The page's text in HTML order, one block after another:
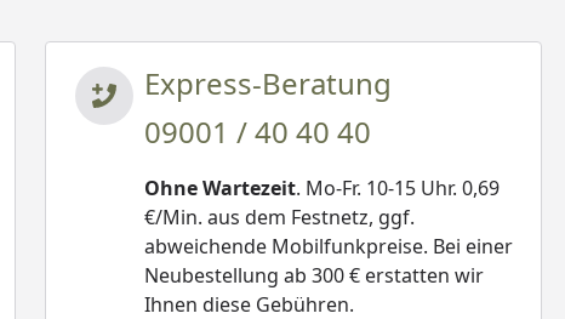
Express-Beratung
09001 / 40 40 40
Ohne Wartezeit. Mo-Fr. 10-15 Uhr. 0,69
€/Min. aus dem Festnetz, ggf.
abweichende Mobilfunkpreise. Bei einer
Neubestellung ab 300 € erstatten wir
Ihnen diese Gebühren.